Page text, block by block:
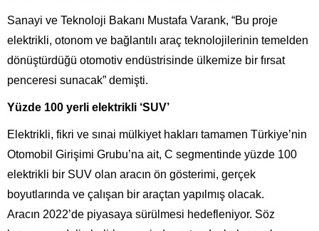
Sanayi ve Teknoloji Bakanı Mustafa Varank, “Bu proje
elektrikli, otonom ve bağlantılı araç teknolojilerinin temelden
dönüştürdüğü otomotiv endüstrisinde ülkemize bir fırsat
penceresi sunacak” demişti.
Yüzde 100 yerli elektrikli ‘SUV’
Elektrikli, fikri ve sınai mülkiyet hakları tamamen Türkiye’nin
Otomobil Girişimi Grubu’na ait, C segmentinde yüzde 100
elektrikli bir SUV olan aracın ön gösterimi, gerçek
boyutlarında ve çalışan bir araçtan yapılmış olacak.
Aracın 2022’de piyasaya sürülmesi hedefleniyor. Söz